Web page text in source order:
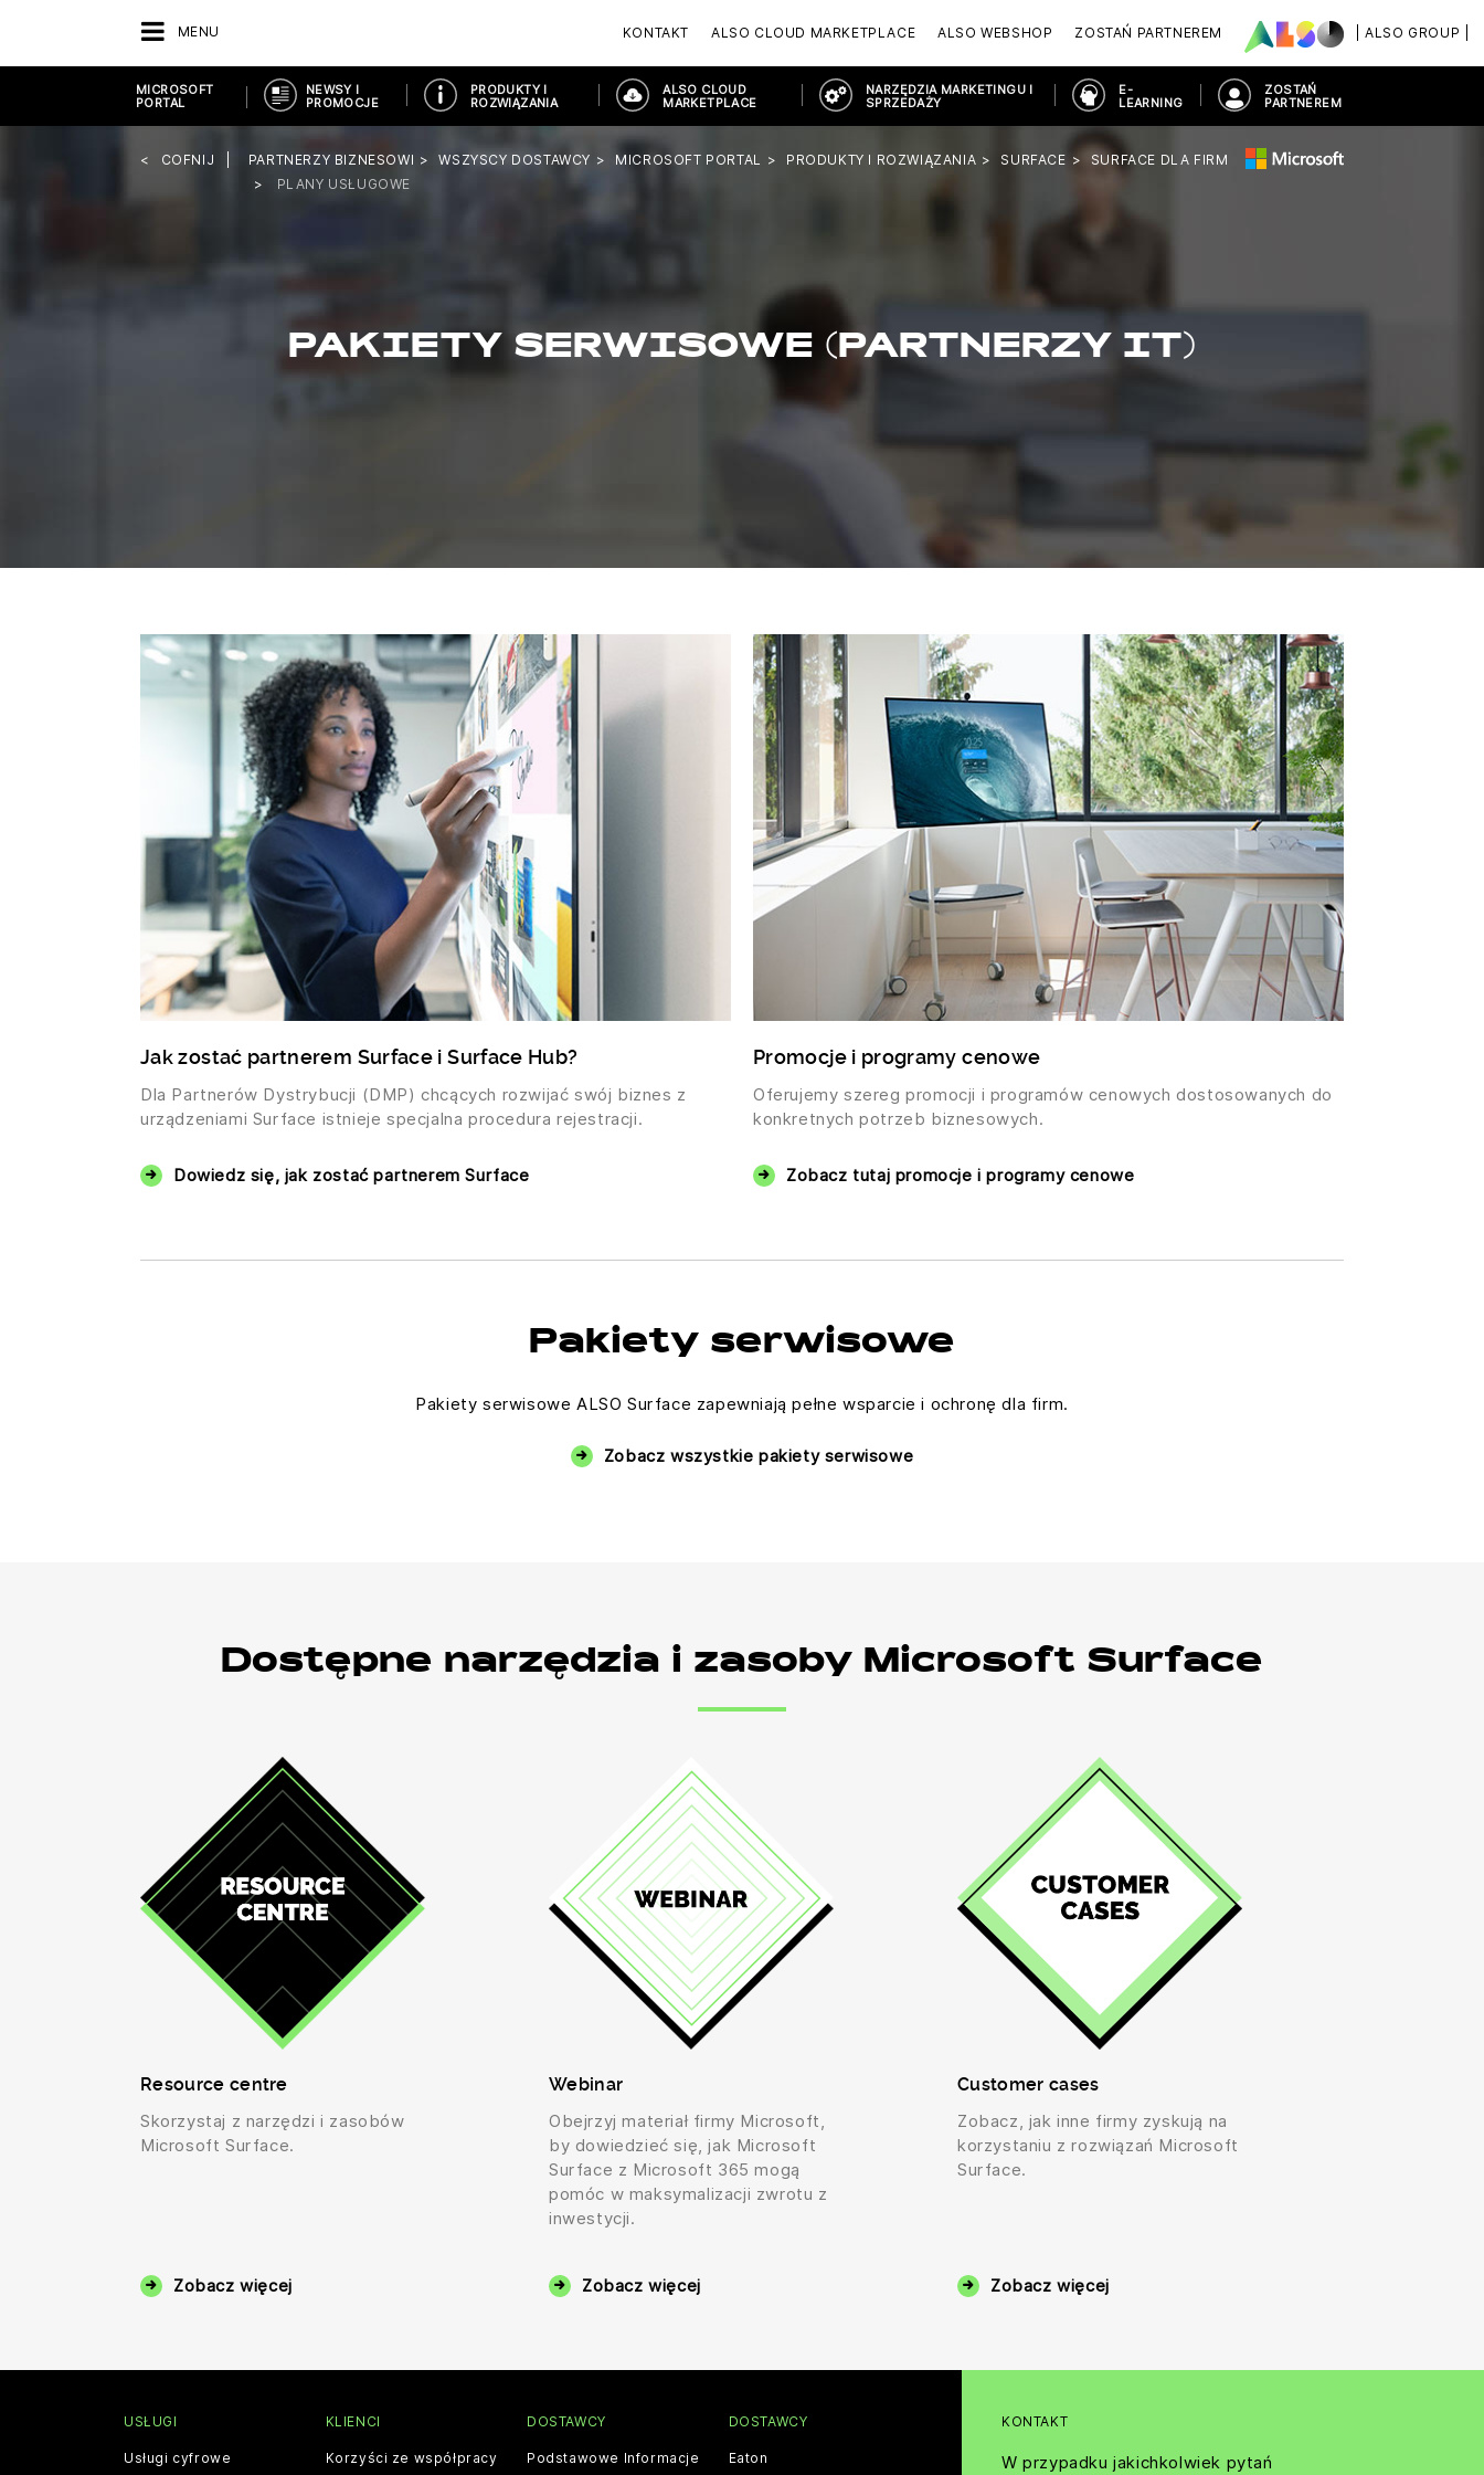
MENU | ALSO GROUP |
KONTAKT ALSO CLOUD MARKETPLACE ALSO WEBSHOP ZOSTAŃ PARTNEREM
MICROSOFT
PORTAL
NEWSY I
PROMOCJE
PRODUKTY I
ROZWIĄZANIA
ALSO CLOUD
MARKETPLACE
NARZĘDZIA MARKETINGU I
SPRZEDAŻY
E-
LEARNING
ZOSTAŃ
PARTNEREM
COFNIJ PARTNERZY BIZNESOWI WSZYSCY DOSTAWCY MICROSOFT PORTAL PRODUKTY I ROZWIĄZANIA SURFACE
SURFACE DLA FIRM
PLANY USŁUGOWE
PAKIETY SERWISOWE (PARTNERZY IT)
Jak zostać partnerem Surface i Surface Hub?
Dla Partnerów Dystrybucji (DMP) chcących rozwijać swój biznes z
urządzeniami Surface istnieje specjalna procedura rejestracji.
Dowiedz się, jak zostać partnerem Surface
Promocje i programy cenowe
Oferujemy szereg promocji i programów cenowych dostosowanych do
konkretnych potrzeb biznesowych.
Zobacz tutaj promocje i programy cenowe
Pakiety serwisowe
Pakiety serwisowe ALSO Surface zapewniają pełne wsparcie i ochronę dla firm.
Zobacz wszystkie pakiety serwisowe
Dostępne narzędzia i zasoby Microsoft Surface
Resource centre
Skorzystaj z narzędzi i zasobów
Microsoft Surface.
Zobacz więcej
Webinar
Obejrzyj materiał firmy Microsoft,
by dowiedzieć się, jak Microsoft
Surface z Microsoft 365 mogą
pomóc w maksymalizacji zwrotu z
inwestycji.
Zobacz więcej
Customer cases
Zobacz, jak inne firmy zyskują na
korzystaniu z rozwiązań Microsoft
Surface.
Zobacz więcej
KONTAKT
W przypadku jakichkolwiek pytań
USŁUGI
Usługi cyfrowe
KLIENCI
Korzyści ze współpracy
DOSTAWCY
Podstawowe Informacje
DOSTAWCY
Eaton